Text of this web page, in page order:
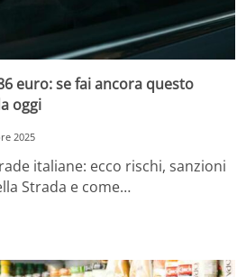
euro: se fai ancora questo
oggi
2025
italiane: ecco rischi, sanzioni
Strada e come…